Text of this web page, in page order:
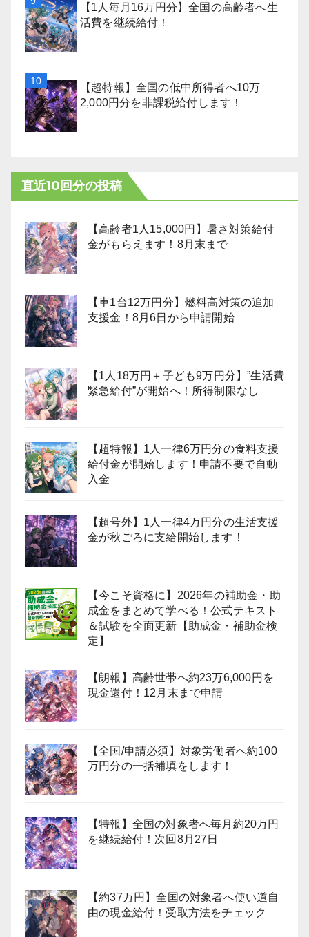
【1人毎月16万円分】全国の高齢者へ生
活費を継続給付！
【超特報】全国の低中所得者へ10万
2,000円分を非課税給付します！
直近10回分の投稿
【高齢者1人15,000円】暑さ対策給付
金がもらえます！8月末まで
【車1台12万円分】燃料高対策の追加
支援金！8月6日から申請開始
【1人18万円＋子ども9万円分】”生活費
緊急給付”が開始へ！所得制限なし
【超特報】1人一律6万円分の食料支援
給付金が開始します！申請不要で自動
入金
【超号外】1人一律4万円分の生活支援
金が秋ごろに支給開始します！
【今こそ資格に】2026年の補助金・助
成金をまとめて学べる！公式テキスト
＆試験を全面更新【助成金・補助金検
定】
【朗報】高齢世帯へ約23万6,000円を
現金還付！12月末まで申請
【全国/申請必須】対象労働者へ約100
万円分の一括補填をします！
【特報】全国の対象者へ毎月約20万円
を継続給付！次回8月27日
【約37万円】全国の対象者へ使い道自
由の現金給付！受取方法をチェック